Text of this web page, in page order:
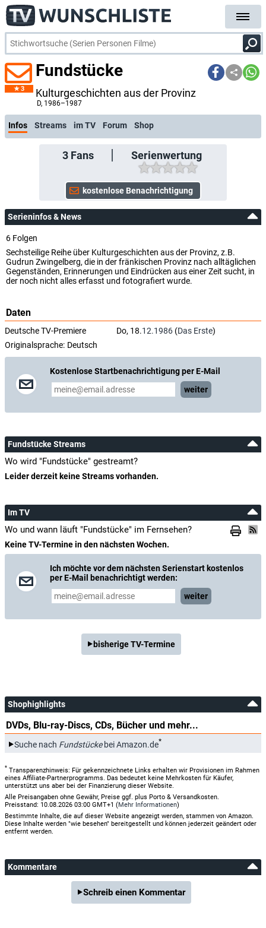
3
Fundstücke
Kulturgeschichten aus der Provinz
D, 1986–1987
Infos Streams im TV Forum Shop
3Fans Serienwertung
Serieninfos & News
6 Folgen
Sechsteilige Reihe über Kulturgeschichten aus der Provinz, z.B.
Gudrun Zwingelberg, die in der fränkischen Provinz nach alltäglichen
Gegenständen, Erinnerungen und Eindrücken aus einer Zeit sucht, in
der noch nicht alles erfasst und fotografiert wurde.
Daten
Deutsche TV-Premiere Do, 18.12.1986 (Das Erste)
Originalsprache: Deutsch
Kostenlose Startbenachrichtigung per E-Mail
weiter
Fundstücke Streams
Wo wird "Fundstücke" gestreamt?
Leider derzeit keine Streams vorhanden.
Im TV
Wo und wann läuft "Fundstücke" im Fernsehen?
Keine TV-Termine in den nächsten Wochen.
Ich möchte vor dem nächsten Serienstart kostenlos
per E-Mail benachrichtigt werden:
weiter
bisherige TV-Termine
Shophighlights
DVDs, Blu-ray-Discs, CDs, Bücher und mehr...
Suche nach Fundstückebei Amazon.de*
* Transparenzhinweis: Für gekennzeichnete Links erhalten wir Provisionen im Rahmen
eines Affiliate-Partnerprogramms. Das bedeutet keine Mehrkosten für Käufer,
unterstützt uns aber bei der Finanzierung dieser Website.
Alle Preisangaben ohne Gewähr, Preise ggf. plus Porto & Versandkosten.
Preisstand: 10.08.2026 03:00 GMT+1 (Mehr Informationen)
Bestimmte Inhalte, die auf dieser Website angezeigt werden, stammen von Amazon.
Diese Inhalte werden "wie besehen" bereitgestellt und können jederzeit geändert oder
entfernt werden.
Kommentare
Schreib einen Kommentar